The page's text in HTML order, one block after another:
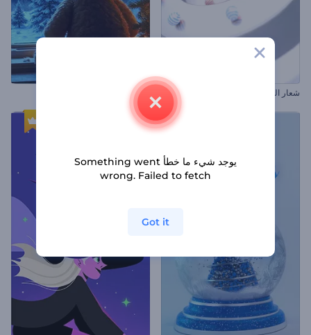
شعار الكرة المكسورة الملهم افتتاحية دببة الكريسماس
يوجد شيء ما خطأ Something went
wrong. Failed to fetch
Got it